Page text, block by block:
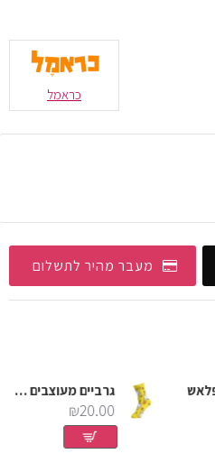
כראמל
מעבר מהיר לתשלום
גרביים מעוצבים כראמל כוכבים צהוב
₪20.00